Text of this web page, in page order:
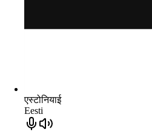
एस्टोनियाई
Eesti